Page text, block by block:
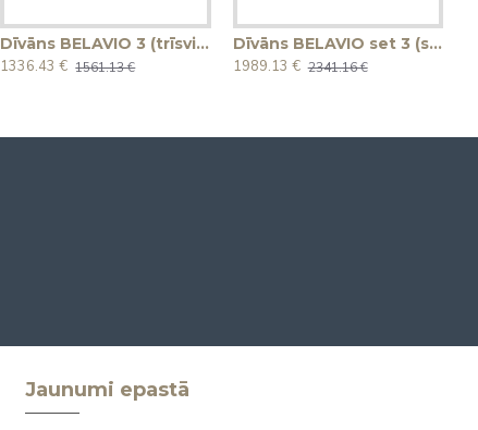
Dīvāns BELAVIO 3 (trīsvietīgs, izvelkams)
1336.43 € 1561.13 €
Dīvāns BELAVIO set 3 (stūra, izvelkams)
1989.13 € 2341.16 €
Jaunumi epastā